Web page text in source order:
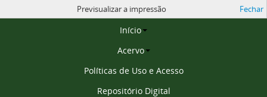
Página inicial
Início
Acervo
Políticas de Uso e Acesso
Repositório Digital
Previsualizar a impressão Fechar